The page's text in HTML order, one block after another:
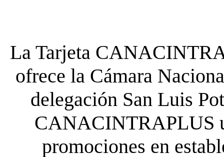
La Tarjeta
ofrece la Cámara
delegación San Luis
CANACINTRAPLUS
promociones en